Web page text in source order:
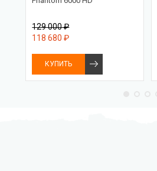
129 000 ₽
118 680 ₽
КУПИТЬ